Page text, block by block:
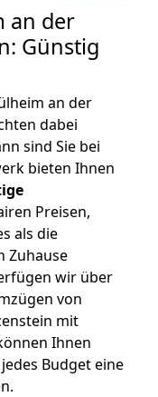
an der
Günstig
an der
dabei
sind Sie bei
bieten Ihnen
Preisen,
als die
Zuhause
wir über
von
mit
Ihnen
Budget eine